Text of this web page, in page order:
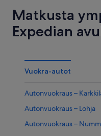
Matkusta
Expedian
Vuokra-autot
Autonvuokraus –
Autonvuokraus – Lohja
Autonvuokraus –